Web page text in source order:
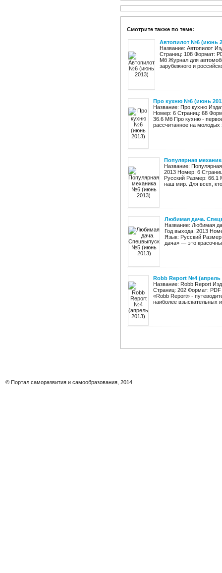
Смотрите также по теме:
Автопилот №6 (июнь
Название: Автопилот
Страниц: 108 Формат:
Мб Журнал для
зарубежного и
Про кухню №6 (июнь
Название: Про кухню
Номер: 6 Страниц: 68
36.6 Мб Про кухню -
рассчитанное на молодых
Популярная
Название:
2013 Номер: 6
Русский Размер: 66.1
наш мир. Для всех,
Любимая дача.
Название: Любимая
Год выхода: 2013
Язык: Русский
дача» — это
Robb Report №4 (апрель
Название: Robb Report
Страниц: 202 Формат:
«Robb Report» -
наиболее взыскательных
© Портал саморазвития и самообразования, 2014